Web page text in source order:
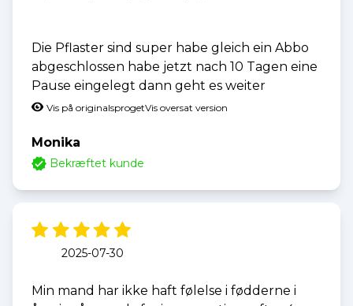
Die Pflaster sind super habe gleich ein Abbo
abgeschlossen habe jetzt nach 10 Tagen eine
Pause eingelegt dann geht es weiter
Vis på originalsprogetVis oversat version
Monika
Bekræftet kunde
2025-07-30
Min mand har ikke haft følelse i fødderne i